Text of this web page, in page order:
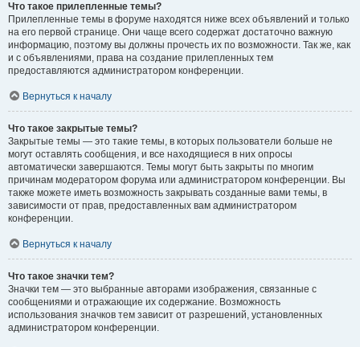
Что такое прилепленные темы?
Прилепленные темы в форуме находятся ниже всех объявлений и только
на его первой странице. Они чаще всего содержат достаточно важную
информацию, поэтому вы должны прочесть их по возможности. Так же, как
и с объявлениями, права на создание прилепленных тем
предоставляются администратором конференции.
Вернуться к началу
Что такое закрытые темы?
Закрытые темы — это такие темы, в которых пользователи больше не
могут оставлять сообщения, и все находящиеся в них опросы
автоматически завершаются. Темы могут быть закрыты по многим
причинам модератором форума или администратором конференции. Вы
также можете иметь возможность закрывать созданные вами темы, в
зависимости от прав, предоставленных вам администратором
конференции.
Вернуться к началу
Что такое значки тем?
Значки тем — это выбранные авторами изображения, связанные с
сообщениями и отражающие их содержание. Возможность
использования значков тем зависит от разрешений, установленных
администратором конференции.